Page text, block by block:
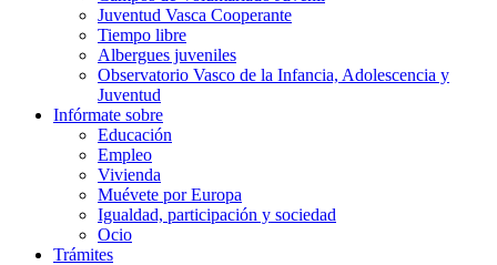
Juventud Vasca Cooperante
Tiempo libre
Albergues juveniles
Observatorio Vasco de la Infancia, Adolescencia y
Juventud
Infórmate sobre
Educación
Empleo
Vivienda
Muévete por Europa
Igualdad, participación y sociedad
Ocio
Trámites